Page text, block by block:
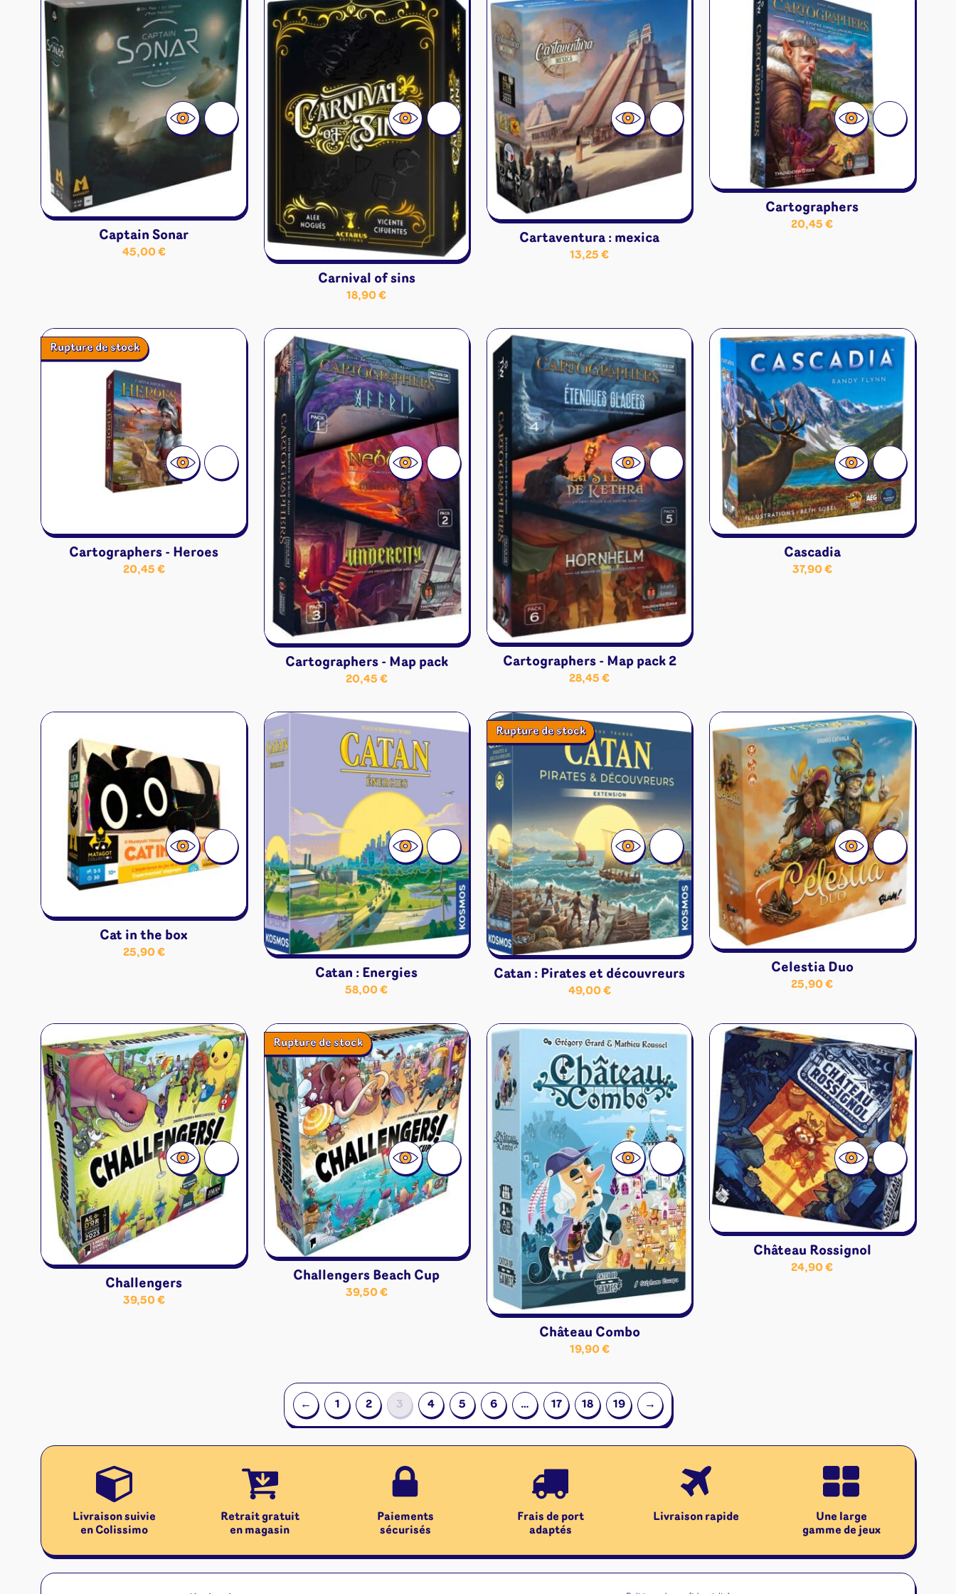
Jeux familles
Jeux initiés
Jeux experts
Jeux primés
Jeux d'ambiance
Jeu Duo
Disney Lorcana
Magic l'assemblée
One Piece
Star Wars Unlimited
Flesh and Blood
Riftbound - League of
Legends
Naruto Mythos
Autres
Deck box
Dés & jetons
Divers rangement
Goodies & autres
Protège-Cartes
Tapis de jeu
Captain Sonar
45,00€
Carnival of sins
18,90€
Cartaventura : mexica
13,25€
Cartographers
20,45€
Rupture de stock
Cartographers - Heroes
20,45 €
Cartographers - Map pack
20,45 €
Cartographers - Map pack 2
28,45€
Cascadia
37,90€
Cat in the box
25,90€
Catan : Energies
58,00€
Rupture de stock
Catan : Pirates et découvreurs
49,00€
Celestia Duo
25,90€
Challengers
39,50€
Rupture de stock
Challengers Beach Cup
39,50€
Château Combo
19,90€
Château Rossignol
24,90€
← 1 2 3 4 5 6 … 17 18 19 →
Livraison suivie
en Colissimo
Retrait gratuit
en magasin
Paiements
sécurisés
Frais de port
adaptés
Livraison rapide
Une large
gamme de jeux